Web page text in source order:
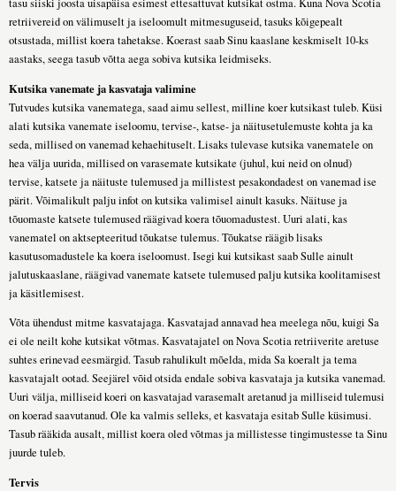
tasu siiski joosta uisapäisa esimest ettesattuvat kutsikat ostma. Kuna Nova Scotia
retriivereid on välimuselt ja iseloomult mitmesuguseid, tasuks kõigepealt
otsustada, millist koera tahetakse. Koerast saab Sinu kaaslane keskmiselt 10-ks
aastaks, seega tasub võtta aega sobiva kutsika leidmiseks.
Kutsika vanemate ja kasvataja valimine
Tutvudes kutsika vanematega, saad aimu sellest, milline koer kutsikast tuleb. Küsi
alati kutsika vanemate iseloomu, tervise-, katse- ja näitusetulemuste kohta ja ka
seda, millised on vanemad kehaehituselt. Lisaks tulevase kutsika vanematele on
hea välja uurida, millised on varasemate kutsikate (juhul, kui neid on olnud)
tervise, katsete ja näituste tulemused ja millistest pesakondadest on vanemad ise
pärit. Võimalikult palju infot on kutsika valimisel ainult kasuks. Näituse ja
tõuomaste katsete tulemused räägivad koera tõuomadustest. Uuri alati, kas
vanematel on aktsepteeritud tõukatse tulemus. Tõukatse räägib lisaks
kasutusomadustele ka koera iseloomust. Isegi kui kutsikast saab Sulle ainult
jalutuskaaslane, räägivad vanemate katsete tulemused palju kutsika koolitamisest
ja käsitlemisest.
Võta ühendust mitme kasvatajaga. Kasvatajad annavad hea meelega nõu, kuigi Sa
ei ole neilt kohe kutsikat võtmas. Kasvatajatel on Nova Scotia retriiverite aretuse
suhtes erinevad eesmärgid. Tasub rahulikult mõelda, mida Sa koeralt ja tema
kasvatajalt ootad. Seejärel võid otsida endale sobiva kasvataja ja kutsika vanemad.
Uuri välja, milliseid koeri on kasvatajad varasemalt aretanud ja milliseid tulemusi
on koerad saavutanud. Ole ka valmis selleks, et kasvataja esitab Sulle küsimusi.
Tasub rääkida ausalt, millist koera oled võtmas ja millistesse tingimustesse ta Sinu
juurde tuleb.
Tervis